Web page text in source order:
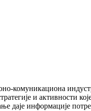
комуникациона
и активности
даје информације